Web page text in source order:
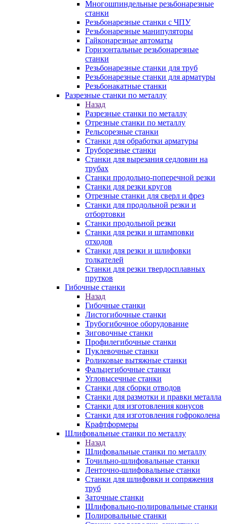
Многошпиндельные резьбонарезные
станки
Резьбонарезные станки с ЧПУ
Резьбонарезные манипуляторы
Гайконарезные автоматы
Горизонтальные резьбонарезные
станки
Резьбонарезные станки для труб
Резьбонарезные станки для арматуры
Резьбонакатные станки
Разрезные станки по металлу
Назад
Разрезные станки по металлу
Отрезные станки по металлу
Рельсорезные станки
Станки для обработки арматуры
Труборезные станки
Станки для вырезания седловин на
трубаx
Станки продольно-поперечной резки
Станки для резки кругов
Отрезные станки для сверл и фрез
Станки для продольной резки и
отбортовки
Станки продольной резки
Станки для резки и штамповки
отходов
Станки для резки и шлифовки
толкателей
Станки для резки твердосплавных
прутков
Гибочные станки
Назад
Гибочные станки
Листогибочные станки
Трубогибочное оборудование
Зиговочные станки
Профилегибочные станки
Пуклевочные станки
Роликовые вытяжные станки
Фальцегибочные станки
Угловысечные станки
Станки для сборки отводов
Станки для размотки и правки металла
Станки для изготовления конусов
Станки для изготовления гофроколена
Крафтформеры
Шлифовальные станки по металлу
Назад
Шлифовальные станки по металлу
Точильно-шлифовальные станки
Ленточно-шлифовальные станки
Станки для шлифовки и сопряжения
труб
Заточные станки
Шлифовально-полировальные станки
Полировальные станки